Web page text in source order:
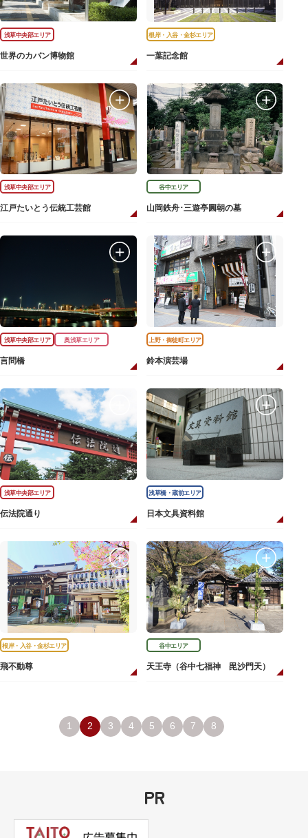
浅草中央部エリア
世界のカバン博物館
根岸・入谷・金杉エリア
一葉記念館
浅草中央部エリア
江戸たいとう伝統工芸館
谷中エリア
山岡鉄舟･三遊亭圓朝の墓
浅草中央部エリア 奥浅草エリア
言問橋
上野・御徒町エリア
鈴本演芸場
浅草中央部エリア
伝法院通り
浅草橋・蔵前エリア
日本文具資料館
根岸・入谷・金杉エリア
飛不動尊
谷中エリア
天王寺（谷中七福神 毘沙門天）
1 2 3 4 5 6 7 8
PR